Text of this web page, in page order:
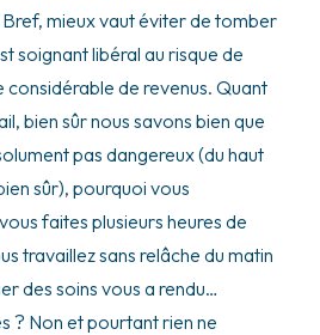
mieux vaut éviter de tomber
soignant libéral au risque de
de revenus. Quant
bien sûr nous savons bien que
pas dangereux (du haut
sûr), pourquoi vous
faites plusieurs heures de
travaillez sans relâche du matin
des soins vous a rendu…
? Non et pourtant rien ne